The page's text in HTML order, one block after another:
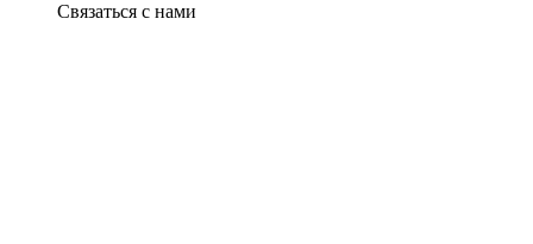
Связаться с нами